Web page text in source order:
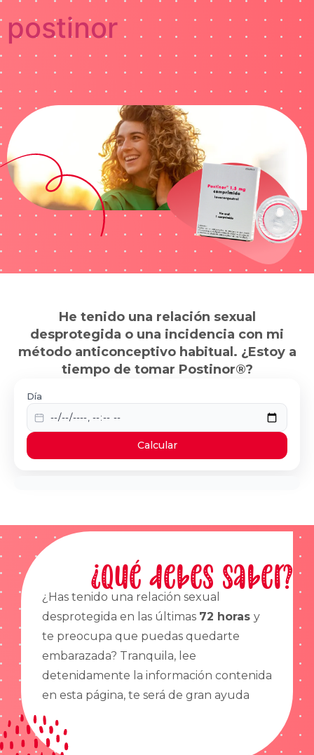
postinor
He tenido una relación sexual
desprotegida o una incidencia con mi
método anticonceptivo habitual. ¿Estoy a
tiempo de tomar Postinor®?
Día
Calcular
¿Qué debes saber?
¿Has tenido una relación sexual
desprotegida en las últimas 72 horas y
te preocupa que puedas quedarte
embarazada? Tranquila, lee
detenidamente la información contenida
en esta página, te será de gran ayuda